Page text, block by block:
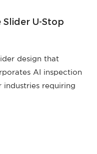
U-Stop
design that
AI inspection
requiring